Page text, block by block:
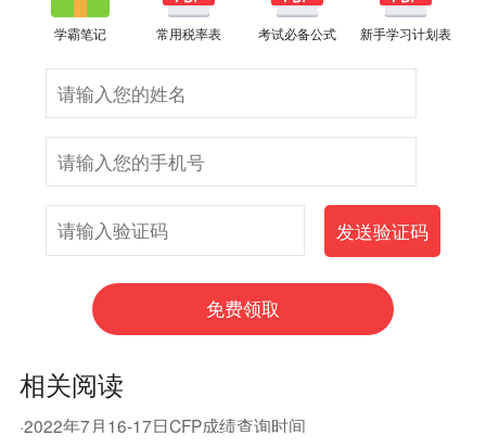
学霸笔记 常用税率表 考试必备公式 新手学习计划表
相关阅读
·2022年7月16-17日CFP成绩查询时间